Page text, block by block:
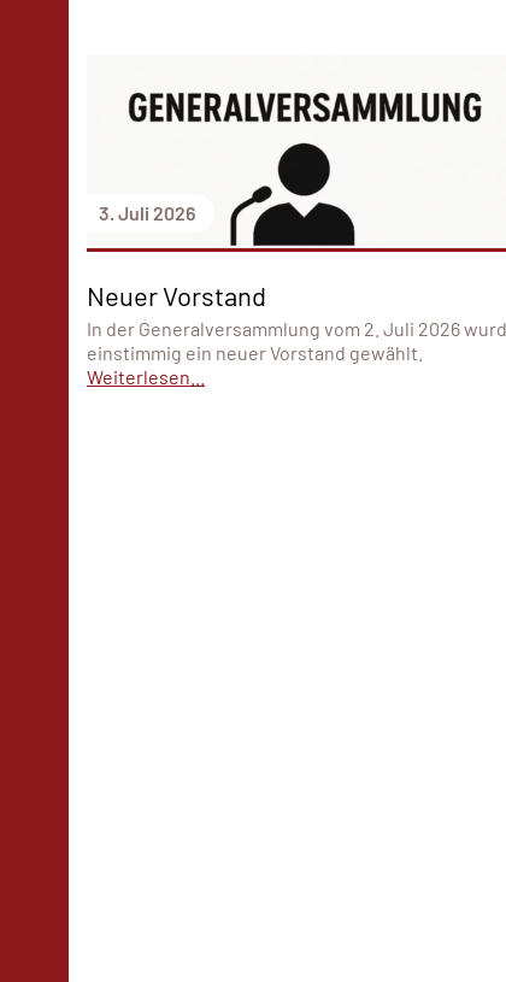
3. Juli 2026
Neuer Vorstand
In der Generalversammlung vom 2. Juli 2026
einstimmig ein neuer Vorstand gewählt.
Weiterlesen...